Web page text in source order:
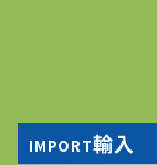
IMPORT輸入